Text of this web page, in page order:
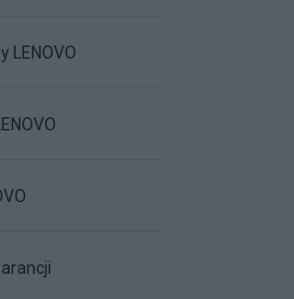
LENOVO